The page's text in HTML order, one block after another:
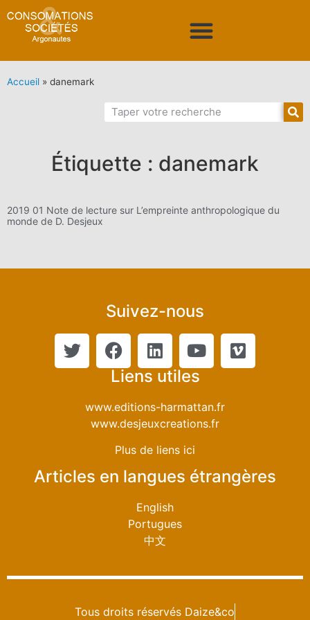
Accueil » danemark
Étiquette : danemark
2019 01 Note de lecture sur L’empreinte anthropologique du
monde de D. Desjeux
Suivez-nous
Liens utiles
www.editions-harmattan.fr
www.desjeuxcreations.fr
Plus de liens ici
Articles en langues étrangères
English
Portugues
中文
Tous droits réservés Daize&co